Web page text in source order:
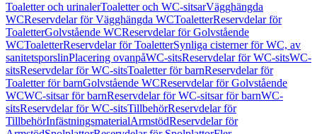
Toaletter och urinalerToaletter och WC-sitsarVägghängda
WCReservdelar för Vägghängda WCToaletterReservdelar för
ToaletterGolvstående WCReservdelar för Golvstående
WCToaletterReservdelar för ToaletterSynliga cisterner för WC, av
sanitetsporslinPlacering ovanpåWC-sitsReservdelar för WC-sitsWC-
sitsReservdelar för WC-sitsToaletter för barnReservdelar för
Toaletter för barnGolvstående WCReservdelar för Golvstående
WCWC-sitsar för barnReservdelar för WC-sitsar för barnWC-
sitsReservdelar för WC-sitsTillbehörReservdelar för
TillbehörInfästningsmaterialArmstödReservdelar för